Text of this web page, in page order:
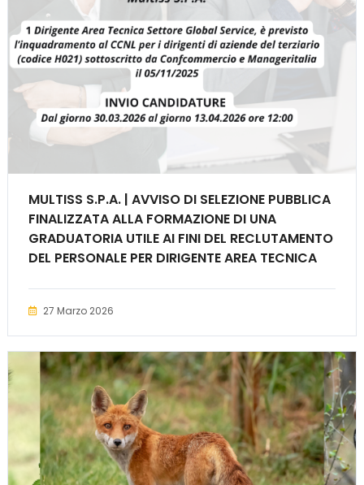
MULTISS S.P.A. | AVVISO DI SELEZIONE PUBBLICA
FINALIZZATA ALLA FORMAZIONE DI UNA
GRADUATORIA UTILE AI FINI DEL RECLUTAMENTO
DEL PERSONALE PER DIRIGENTE AREA TECNICA
27 Marzo 2026